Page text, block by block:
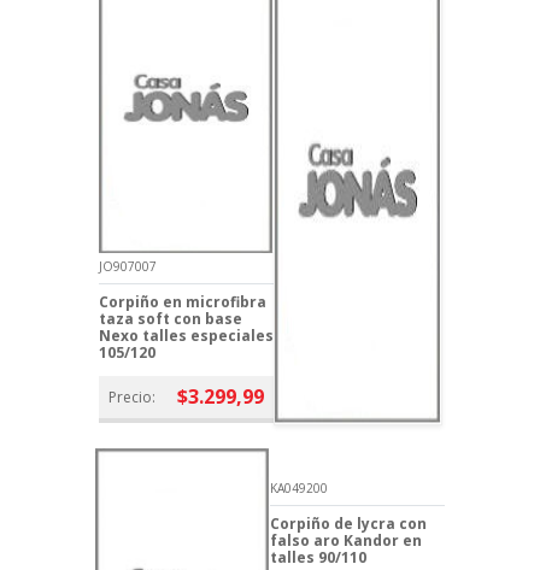
JO907007
Corpiño en microfibra
taza soft con base
Nexo talles especiales
105/120
Precio: $3.299,99
KA049200
Corpiño de lycra con
falso aro Kandor en
talles 90/110